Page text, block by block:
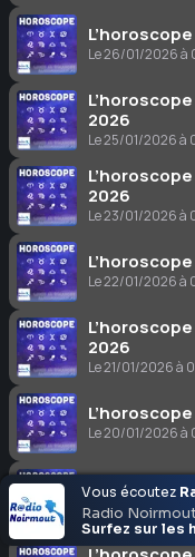
L’horoscope
Le 26/01/2026 à
L’horoscope
2026
Le 25/01/2026 à
L’horoscope
2026
Le 23/01/2026 à
L’horoscope
Le 22/01/2026 à
L’horoscope
2026
Le 21/01/2026 à
L’horoscope
Le 20/01/2026 à
L’horoscope
Le 19/01/2026 à
Vous écoutez
Radio
Surfez sur les